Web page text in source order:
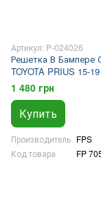
Артикул: P-024026
Решетка В Бампере
TOYOTA PRIUS 15-19
1 480 грн
Купить
Производитель FPS
Код товара
FP